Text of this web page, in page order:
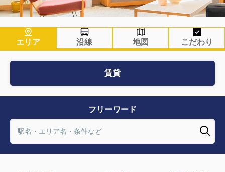
エリア 沿線 地図 こだわり
賃貸
フリーワード